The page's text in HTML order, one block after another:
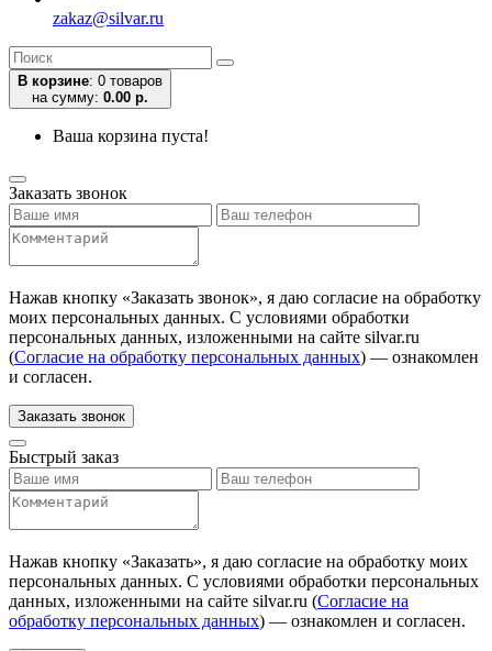
zakaz@silvar.ru
В корзине: 0 товаров
на сумму: 0.00 р.
Ваша корзина пуста!
Заказать звонок
Нажав кнопку «Заказать звонок», я даю согласие на обработку
моих персональных данных. С условиями обработки
персональных данных, изложенными на сайте silvar.ru
(Согласие на обработку персональных данных) — ознакомлен
и согласен.
Заказать звонок
Быстрый заказ
Нажав кнопку «Заказать», я даю согласие на обработку моих
персональных данных. С условиями обработки персональных
данных, изложенными на сайте silvar.ru (Согласие на
обработку персональных данных) — ознакомлен и согласен.